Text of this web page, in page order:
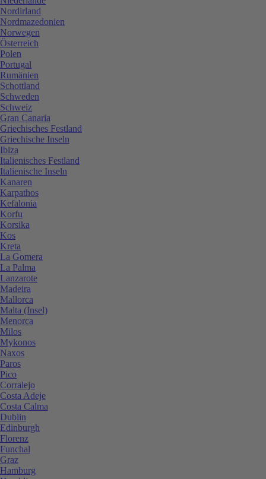
Nordirland
Nordmazedonien
Norwegen
Österreich
Polen
Portugal
Rumänien
Schottland
Schweden
Schweiz
Gran Canaria
Griechisches Festland
Griechische Inseln
Ibiza
Italienisches Festland
Italienische Inseln
Kanaren
Karpathos
Kefalonia
Korfu
Korsika
Kos
Kreta
La Gomera
La Palma
Lanzarote
Madeira
Mallorca
Malta (Insel)
Menorca
Milos
Mykonos
Naxos
Paros
Pico
Corralejo
Costa Adeje
Costa Calma
Dublin
Edinburgh
Florenz
Funchal
Graz
Hamburg